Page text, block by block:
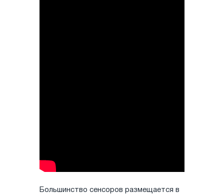
Большинство сенсоров размещается в